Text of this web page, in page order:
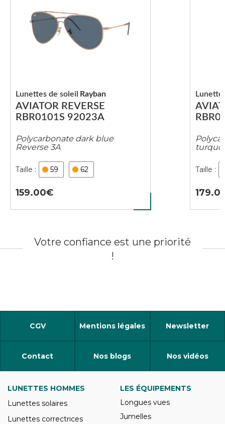
AVIATOR REVERSE
RBR0101S 92023A
Lunettes de soleil Rayban
Polycarbonate dark blue
Reverse 3A
59 62
159.00
Votre confiance est une priorité
!
CGV Mentions légales Newsletter
Contact Nos blogs Nos vidéos
LUNETTES HOMMES
Lunettes solaires
Lunettes correctrices
LES ÉQUIPEMENTS
Longues vues
Jumelles